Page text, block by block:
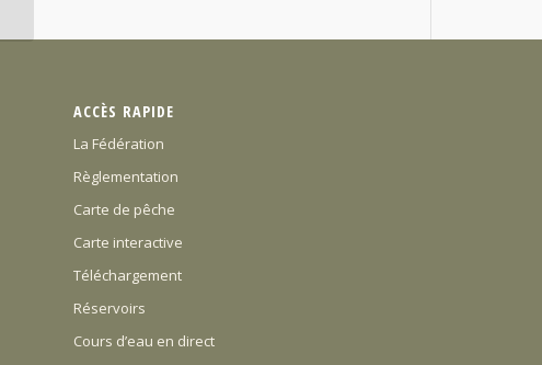
ACCÈS RAPIDE
La Fédération
Règlementation
Carte de pêche
Carte interactive
Téléchargement
Réservoirs
Cours d’eau en direct